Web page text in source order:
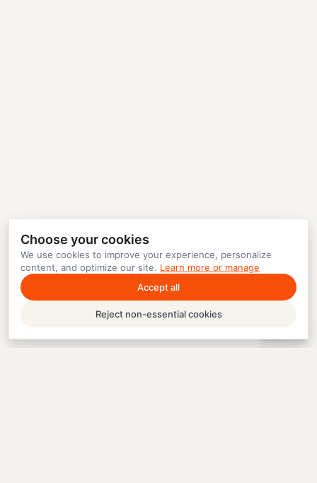
Choose your cookies
We use cookies to improve your experience, personalize
content, and optimize our site. Learn more or manage
Accept all
Reject non-essential cookies